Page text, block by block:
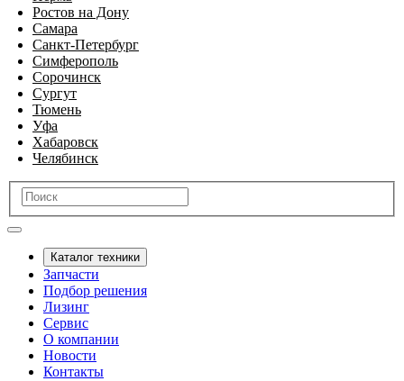
Ростов на Дону
Самара
Санкт-Петербург
Симферополь
Сорочинск
Сургут
Тюмень
Уфа
Хабаровск
Челябинск
Каталог техники
Запчасти
Подбор решения
Лизинг
Сервис
О компании
Новости
Контакты